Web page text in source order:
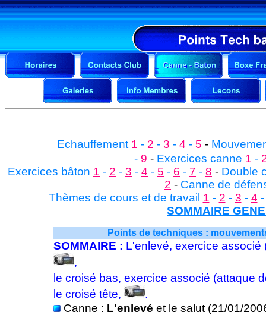
Echauffement 1 - 2 - 3 - 4 - 5 -
- 9 - Exercices canne 1 -
Exercices bâton 1 - 2 - 3 - 4 - 5 - 6 - 7 - 8 - Double
2 - Canne de
Thèmes de cours et de travail 1 - 2 - 3 - 4
SOMMAIRE
Points de techniques :
SOMMAIRE : L'enlevé, exercice
,
le croisé bas, exercice associé (attaque
le croisé tête,
.
Canne : L'enlevé et le salut (21/01/